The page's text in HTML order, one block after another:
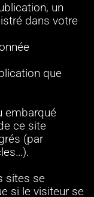
un
dans votre
que
embarqué
ce site
(par
sites se
si le visiteur se